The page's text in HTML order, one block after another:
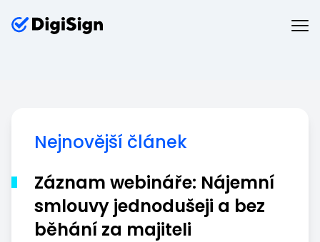
Nejnovější článek
Záznam webináře: Nájemní
smlouvy jednodušeji a bez
běhání za majiteli